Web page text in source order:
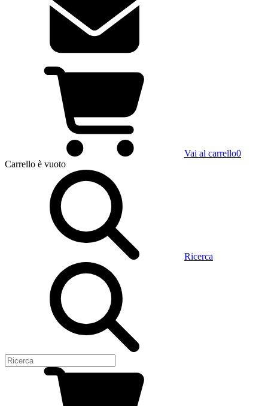
Vai al carrello0
Carrello è vuoto
Ricerca